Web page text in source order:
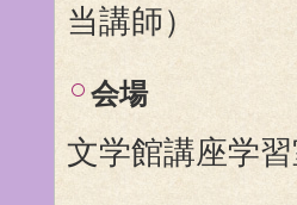
当講師）
会場
文学館講座学